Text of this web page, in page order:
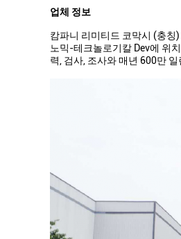
업체 정보
캄파니 리미티드 코막시 (충칭
노믹-테크놀로기칼 Dev에 위
력, 검사, 조사와 매년 600만